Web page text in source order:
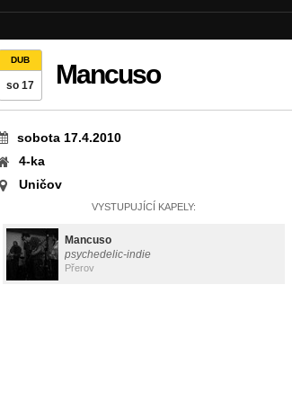
DUB
so 17 Mancuso
sobota 17.4.2010
4-ka
Uničov
VYSTUPUJÍCÍ KAPELY:
Mancuso
psychedelic-indie
Přerov